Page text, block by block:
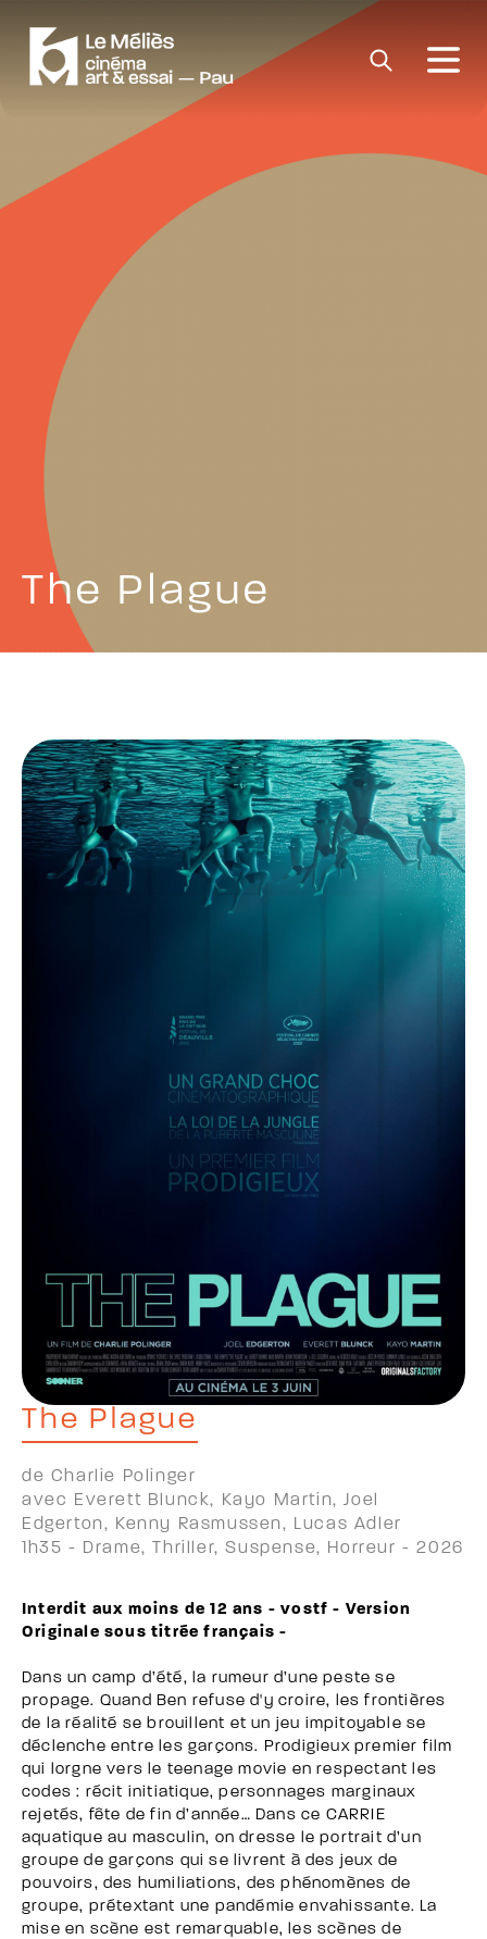
The Plague
The Plague
de Charlie Polinger
avec Everett Blunck, Kayo Martin, Joel
Edgerton, Kenny Rasmussen, Lucas Adler
1h35 - Drame, Thriller, Suspense, Horreur - 2026
Interdit aux moins de 12 ans - vostf - Version
Originale sous titrée français -
Dans un camp d’été, la rumeur d’une peste se
propage. Quand Ben refuse d'y croire, les frontières
de la réalité se brouillent et un jeu impitoyable se
déclenche entre les garçons. Prodigieux premier film
qui lorgne vers le teenage movie en respectant les
codes : récit initiatique, personnages marginaux
rejetés, fête de fin d’année… Dans ce CARRIE
aquatique au masculin, on dresse le portrait d’un
groupe de garçons qui se livrent à des jeux de
pouvoirs, des humiliations, des phénomènes de
groupe, prétextant une pandémie envahissante. La
mise en scène est remarquable, les scènes de